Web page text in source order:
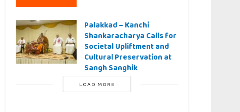
Palakkad – Kanchi
Shankaracharya Calls for
Societal Upliftment and
Cultural Preservation at
Sangh Sanghik
LOAD MORE